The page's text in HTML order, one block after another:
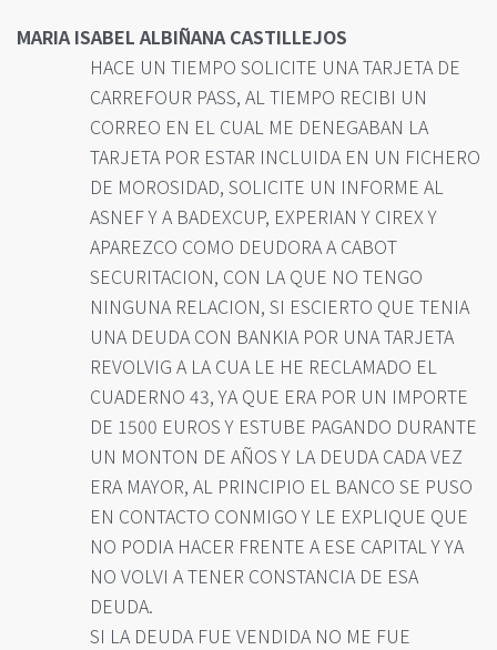
MARIA ISABEL ALBIÑANA CASTILLEJOS
HACE UN TIEMPO SOLICITE UNA TARJETA DE
CARREFOUR PASS, AL TIEMPO RECIBI UN
CORREO EN EL CUAL ME DENEGABAN LA
TARJETA POR ESTAR INCLUIDA EN UN FICHERO
DE MOROSIDAD, SOLICITE UN INFORME AL
ASNEF Y A BADEXCUP, EXPERIAN Y CIREX Y
APAREZCO COMO DEUDORA A CABOT
SECURITACION, CON LA QUE NO TENGO
NINGUNA RELACION, SI ESCIERTO QUE TENIA
UNA DEUDA CON BANKIA POR UNA TARJETA
REVOLVIG A LA CUA LE HE RECLAMADO EL
CUADERNO 43, YA QUE ERA POR UN IMPORTE
DE 1500 EUROS Y ESTUBE PAGANDO DURANTE
UN MONTON DE AÑOS Y LA DEUDA CADA VEZ
ERA MAYOR, AL PRINCIPIO EL BANCO SE PUSO
EN CONTACTO CONMIGO Y LE EXPLIQUE QUE
NO PODIA HACER FRENTE A ESE CAPITAL Y YA
NO VOLVI A TENER CONSTANCIA DE ESA
DEUDA.
SI LA DEUDA FUE VENDIDA NO ME FUE